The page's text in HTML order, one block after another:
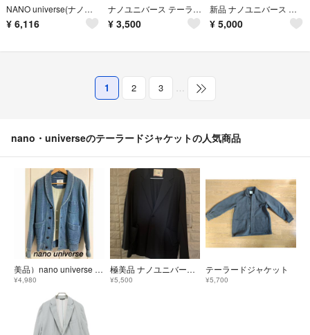
NANO universe(ナノユニバース) メンズ アウター ジャケット
¥ 6,116
ナノユニバース テーラードジャケット S 紺 無地 シングルボタン ミドル丈
¥ 3,500
新品 ナノユニバース ライトウェイト メランジセットアップ(ジャケットのみ)
¥ 5,000
1 2 3 …
nano・universeのテーラードジャケットの人気商品
美品）nano universe デニム調コットンストレッチジャケット
¥4,980
極美品 ナノユニバース LB.01 薄手 テーラードジャケット メンズ S
¥5,500
テーラードジャケット
¥5,700